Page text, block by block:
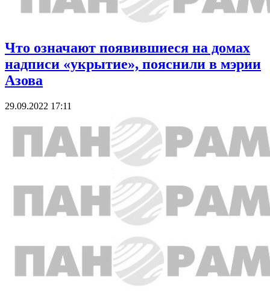
Что означают появившиеся на домах
надписи «укрытие», пояснили в мэрии
Азова
29.09.2022 17:11